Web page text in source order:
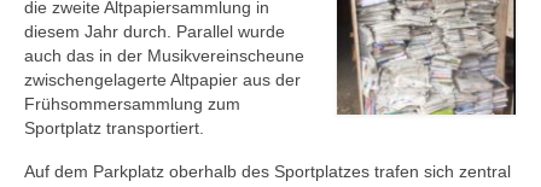
Kontakt
Sponsoring
die zweite Altpapiersammlung in
diesem Jahr durch. Parallel wurde
auch das in der Musikvereinscheune
zwischengelagerte Altpapier aus der
Frühsommersammlung zum
Sportplatz transportiert.
Auf dem Parkplatz oberhalb des Sportplatzes trafen sich zentral